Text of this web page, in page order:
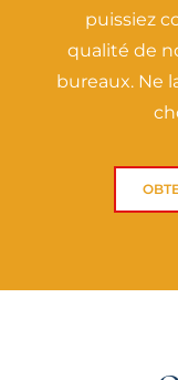
puissiez
qualité de
bureaux. Ne